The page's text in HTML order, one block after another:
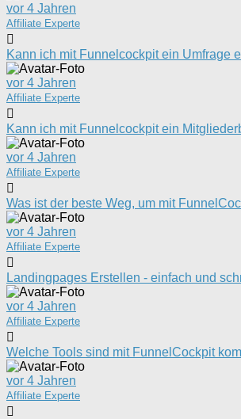
vor 4 Jahren
Affiliate Experte
Kann ich mit Funnelcockpit ein Umfrage
vor 4 Jahren
Affiliate Experte
Kann ich mit Funnelcockpit ein
vor 4 Jahren
Affiliate Experte
Was ist der beste Weg, um mit
vor 4 Jahren
Affiliate Experte
Landingpages Erstellen - einfach und
vor 4 Jahren
Affiliate Experte
Welche Tools sind mit FunnelCockpit
vor 4 Jahren
Affiliate Experte